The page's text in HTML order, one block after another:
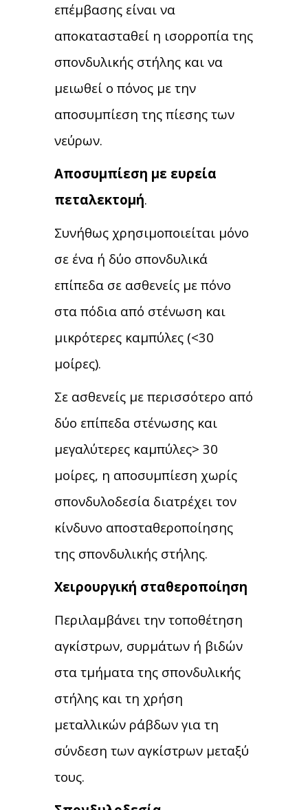
επέμβασης είναι να
αποκατασταθεί η ισορροπία της
σπονδυλικής στήλης και να
μειωθεί ο πόνος με την
αποσυμπίεση της πίεσης των
νεύρων.
Αποσυμπίεση με ευρεία
πεταλεκτομή.
Συνήθως χρησιμοποιείται μόνο
σε ένα ή δύο σπονδυλικά
επίπεδα σε ασθενείς με πόνο
στα πόδια από στένωση και
μικρότερες καμπύλες (<30
μοίρες).
Σε ασθενείς με περισσότερο από
δύο επίπεδα στένωσης και
μεγαλύτερες καμπύλες> 30
μοίρες, η αποσυμπίεση χωρίς
σπονδυλοδεσία διατρέχει τον
κίνδυνο αποσταθεροποίησης
της σπονδυλικής στήλης.
Χειρουργική σταθεροποίηση
Περιλαμβάνει την τοποθέτηση
αγκίστρων, συρμάτων ή βιδών
στα τμήματα της σπονδυλικής
στήλης και τη χρήση
μεταλλικών ράβδων για τη
σύνδεση των αγκίστρων μεταξύ
τους.